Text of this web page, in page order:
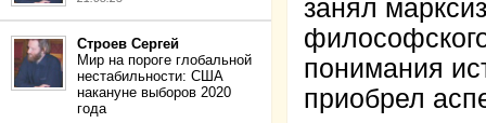
Строев Сергей
Мир на пороге глобальной
нестабильности: США
накануне выборов 2020
года
занял
понимания
приобрел